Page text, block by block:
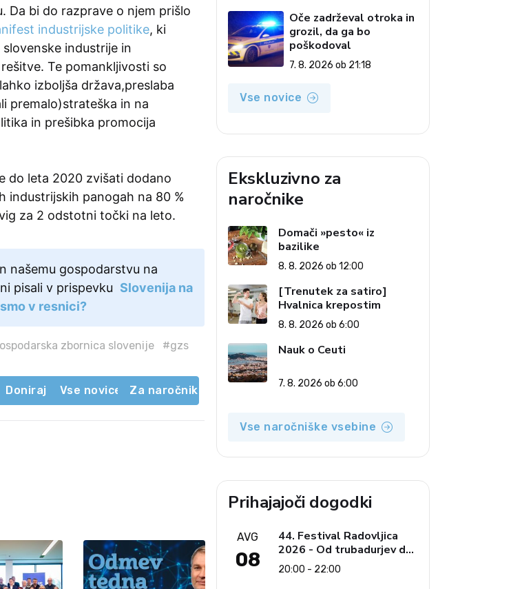
Da bi do razprave o njem prišlo
industrijske politike, ki
industrije in
Te pomankljivosti so
izboljša država,preslaba
premalo)strateška in na
in prešibka promocija
do leta 2020 zvišati dodano
industrijskih panogah na 80 %
za 2 odstotni točki na leto.
našemu gospodarstvu na
pisali v prispevku Slovenija na
v resnici?
zbornica slovenije #gzs
Doniraj Vse novice Za naročnike
Oče zadrževal otroka in
grozil, da ga bo
poškodoval
7. 8. 2026 ob 21:18
Vse novice
Ekskluzivno za
naročnike
Domači »pesto« iz
bazilike
8. 8. 2026 ob 12:00
[Trenutek za satiro]
Hvalnica krepostim
8. 8. 2026 ob 6:00
Nauk o Ceuti
7. 8. 2026 ob 6:00
Vse naročniške vsebine
Prihajajoči dogodki
AVG
08
44. Festival Radovljica
2026 - Od trubadurjev do
Brahmsa
20:00 - 22:00